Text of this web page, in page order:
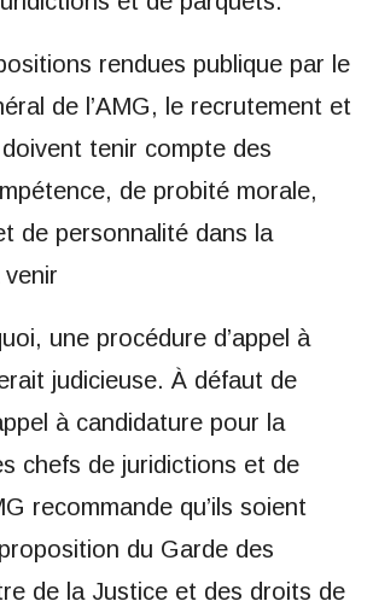
rendues publique par le
de l’AMG, le recrutement et
tenir compte des
de probité morale,
de personnalité dans la
une procédure d’appel à
judicieuse. À défaut de
à candidature pour la
chefs de juridictions et de
recommande qu’ils soient
du Garde des
de la Justice et des droits de